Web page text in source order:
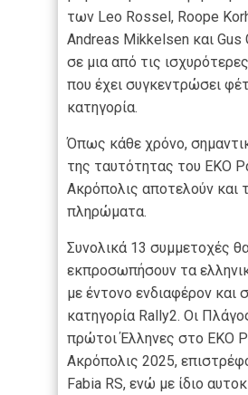
των Leo Rossel, Roope
Andreas Mikkelsen και Gus
σε μια από τις
που έχει συγκεντρώσει
κατηγορία.
Όπως κάθε χρόνο,
της ταυτότητας του EKO
Ακρόπολις αποτελούν και
πληρώματα.
Συνολικά 13 συμμετοχές
εκπροσωπήσουν τα
με έντονο ενδιαφέρον και
κατηγορία Rally2. Οι
πρώτοι Έλληνες στο EKO
Ακρόπολις 2025,
Fabia RS, ενώ με ίδιο